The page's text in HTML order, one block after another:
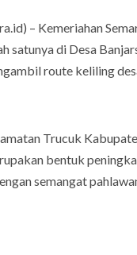
– Kemeriahan
satunya di Desa
route keliling
Trucuk
bentuk
semangat